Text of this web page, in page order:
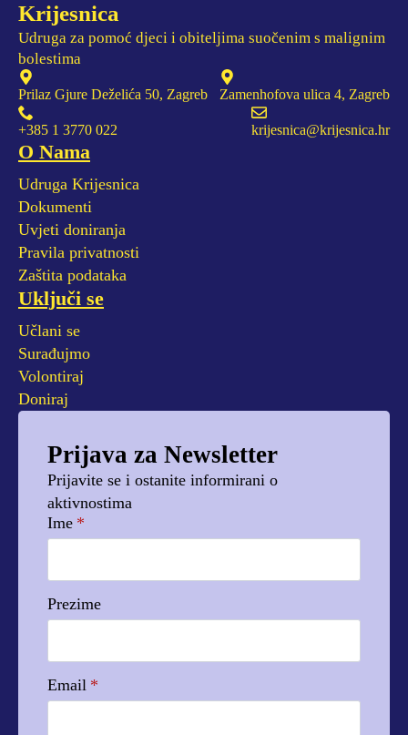
Krijesnica
Udruga za pomoć djeci i obiteljima suočenim s malignim
bolestima
Prilaz Gjure Deželića 50, Zagreb Zamenhofova ulica 4, Zagreb
+385 1 3770 022 krijesnica@krijesnica.hr
O Nama
Udruga Krijesnica
Dokumenti
Uvjeti doniranja
Pravila privatnosti
Zaštita podataka
Uključi se
Učlani se
Surađujmo
Volontiraj
Doniraj
Prijava za Newsletter
Prijavite se i ostanite informirani o
aktivnostima
Ime *
Prezime
Email *